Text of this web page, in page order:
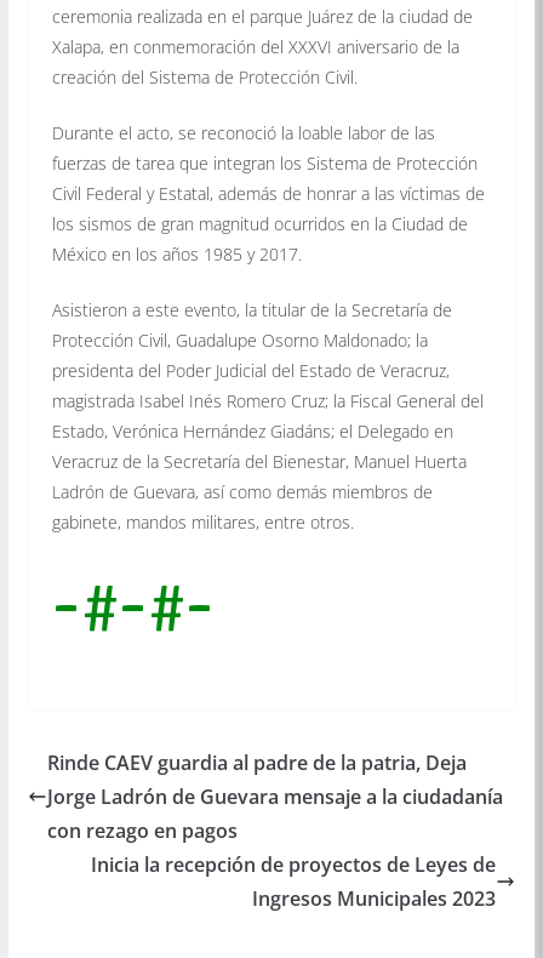
ceremonia realizada en el parque Juárez de la ciudad de
Xalapa, en conmemoración del XXXVI aniversario de la
creación del Sistema de Protección Civil.
Durante el acto, se reconoció la loable labor de las
fuerzas de tarea que integran los Sistema de Protección
Civil Federal y Estatal, además de honrar a las víctimas de
los sismos de gran magnitud ocurridos en la Ciudad de
México en los años 1985 y 2017.
Asistieron a este evento, la titular de la Secretaría de
Protección Civil, Guadalupe Osorno Maldonado; la
presidenta del Poder Judicial del Estado de Veracruz,
magistrada Isabel Inés Romero Cruz; la Fiscal General del
Estado, Verónica Hernández Giadáns; el Delegado en
Veracruz de la Secretaría del Bienestar, Manuel Huerta
Ladrón de Guevara, así como demás miembros de
gabinete, mandos militares, entre otros.
-#-#-
Rinde CAEV guardia al padre de la patria, Deja
Jorge Ladrón de Guevara mensaje a la ciudadanía
con rezago en pagos
Inicia la recepción de proyectos de Leyes de
Ingresos Municipales 2023